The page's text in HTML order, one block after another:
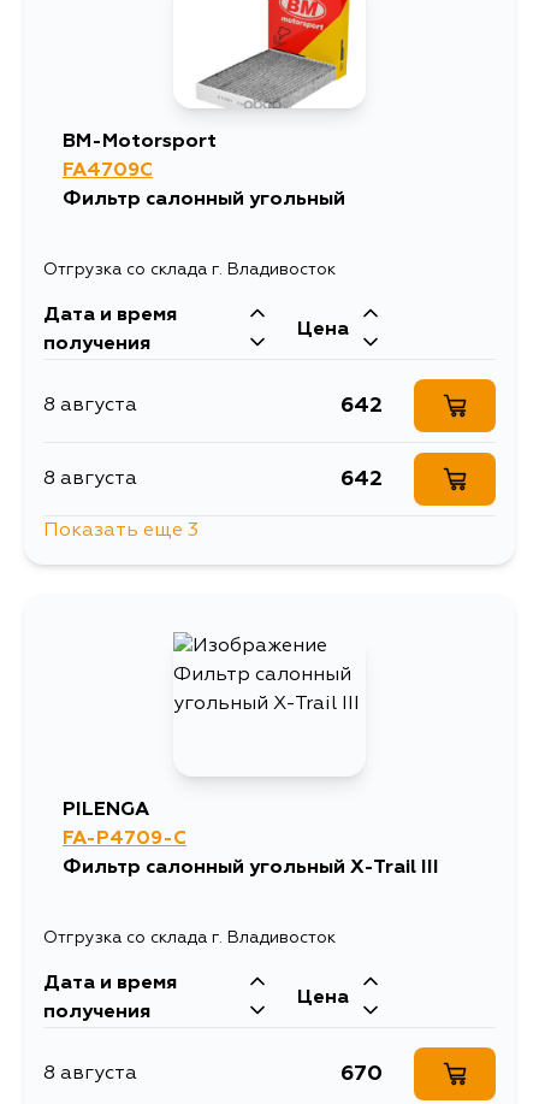
BM-Motorsport
FA4709C
Фильтр салонный угольный
Отгрузка со склада г. Владивосток
Дата и время
получения
Цена
8 августа 642
8 августа 642
642
Показать еще 3
PILENGA
FA-P4709-C
Фильтр салонный угольный X-Trail III
Отгрузка со склада г. Владивосток
Дата и время
получения
Цена
8 августа 670